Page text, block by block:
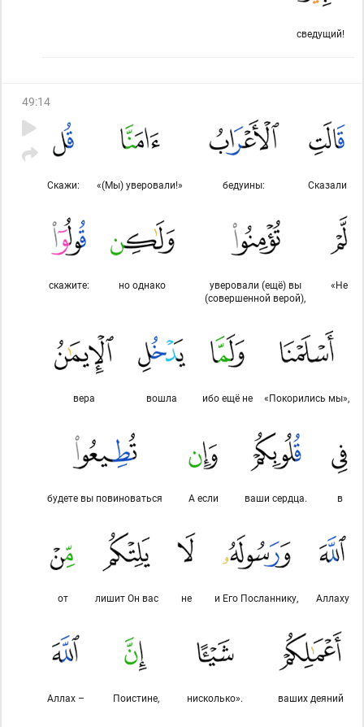
сведущий!
49:14
Сказали
бедуины:
«(Мы) уверовали!»
Скажи:
«Не
уверовали (ещё) вы
(совершенной верой),
но однако
скажите:
«Покорились мы»,
ибо ещё не
вошла
вера
в
ваши сердца.
А если
будете вы повиноваться
Аллаху
и Его Посланнику,
не
лишит Он вас
от
ваших деяний
нисколько».
Поистине,
Аллах –